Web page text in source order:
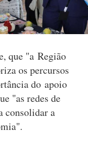
que "a Região
os percursos
do apoio
"as redes de
consolidar a